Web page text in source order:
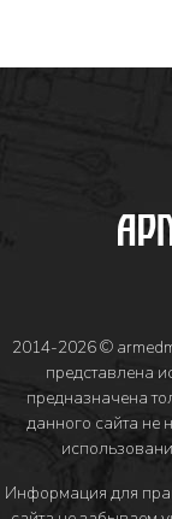
2014-2026 ©
представлена
предназначена
данного сайта не
Информация для